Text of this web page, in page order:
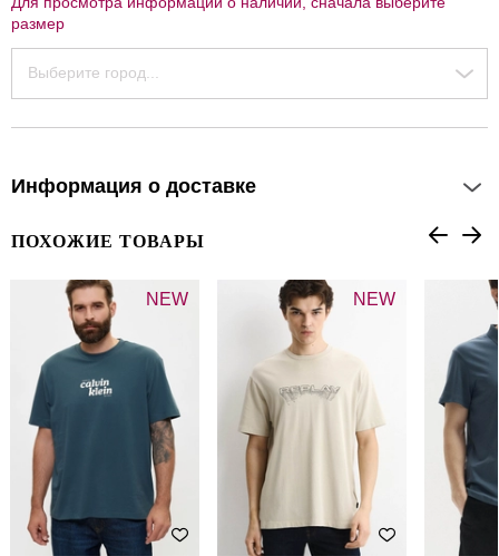
размер
Выберите город...
Информация о доставке
ПОХОЖИЕ ТОВАРЫ
NEW NEW